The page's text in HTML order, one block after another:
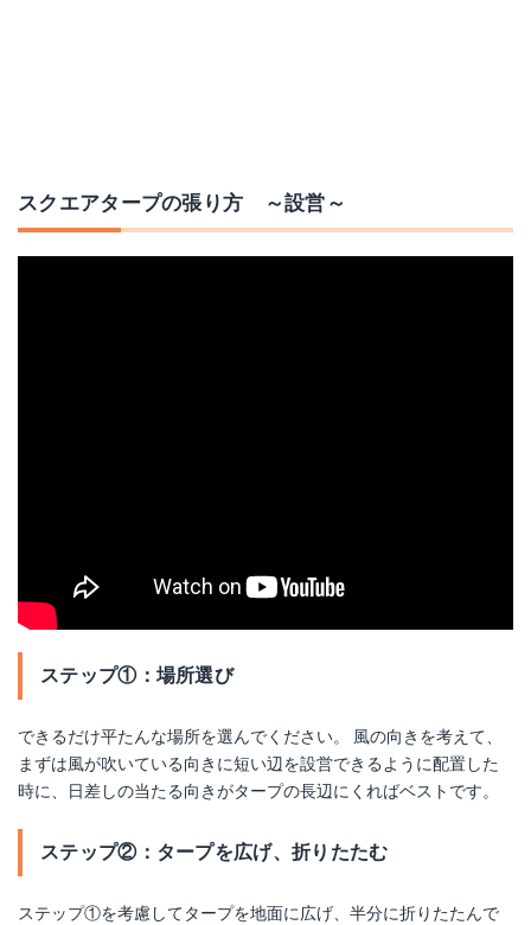
スクエアタープの張り方 ～設営～
ステップ①：場所選び
できるだけ平たんな場所を選んでください。 風の向きを考えて、
まずは風が吹いている向きに短い辺を設営できるように配置した
時に、日差しの当たる向きがタープの長辺にくればベストです。
ステップ②：タープを広げ、折りたたむ
ステップ①を考慮してタープを地面に広げ、半分に折りたたんで